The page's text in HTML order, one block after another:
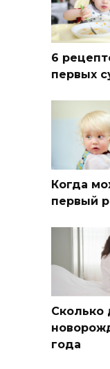
6
первых
Когда
первый
Сколько
года